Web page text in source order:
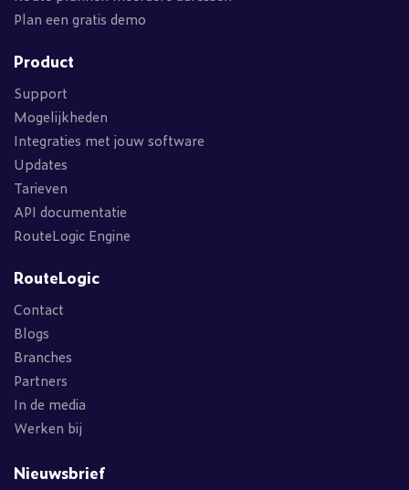
Plan een gratis demo
Product
Support
Mogelijkheden
Integraties met jouw software
Updates
Tarieven
API documentatie
RouteLogic Engine
RouteLogic
Contact
Blogs
Branches
Partners
In de media
Werken bij
Nieuwsbrief